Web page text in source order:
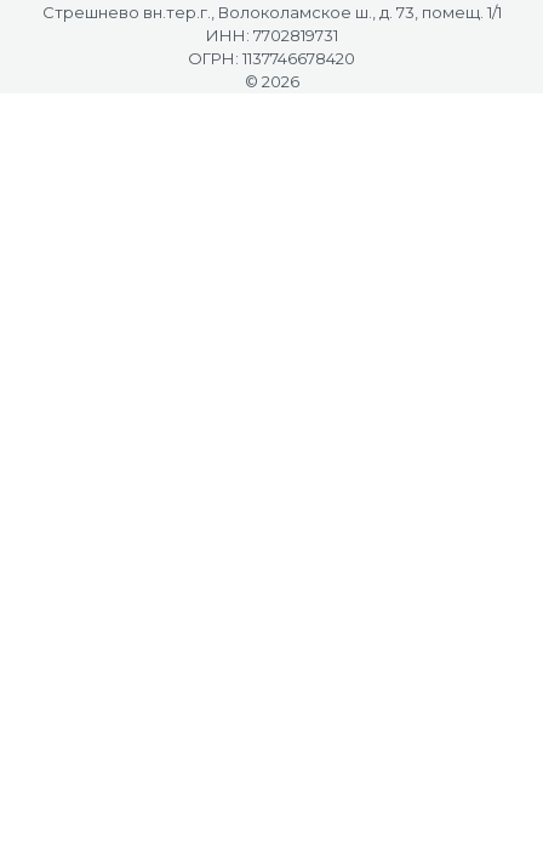
Стрешнево вн.тер.г., Волоколамское ш., д. 73, помещ. 1/1
ИНН: 7702819731
ОГРН: 1137746678420
© 2026